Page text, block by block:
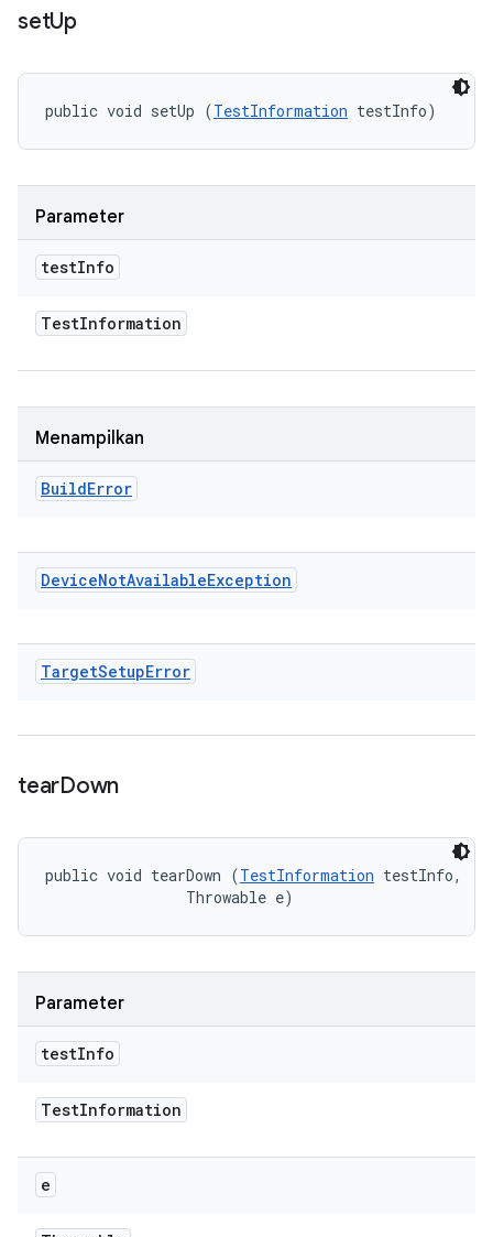
setUp
public void setUp (TestInformation testInfo)
Parameter
testInfo
TestInformation
Menampilkan
BuildError
DeviceNotAvailableException
TargetSetupError
tearDown
public void tearDown (TestInformation testInfo,
                Throwable e)
Parameter
testInfo
TestInformation
e